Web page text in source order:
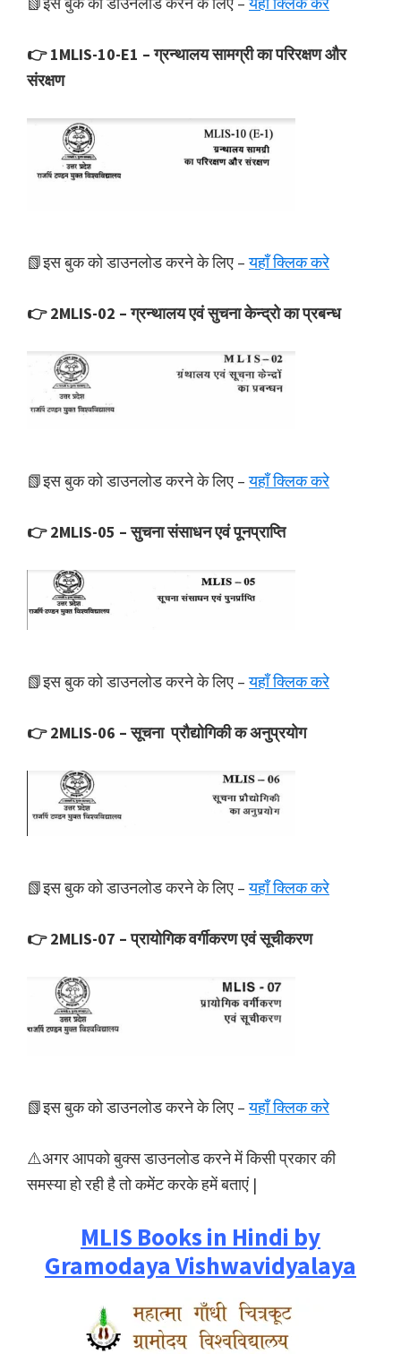
👉 1MLIS-10-E1 – ग्रन्थालय सामग्री का परिरक्षण और
संरक्षण
📗इस बुक को डाउनलोड करने के लिए –यहाँ क्लिक करे
👉 2MLIS-02 – ग्रन्थालय एवं सुचना केन्द्रो का प्रबन्ध
📗इस बुक को डाउनलोड करने के लिए –यहाँ क्लिक करे
👉 2MLIS-05 – सुचना संसाधन एवं पूनप्राप्ति
📗इस बुक को डाउनलोड करने के लिए –यहाँ क्लिक करे
👉 2MLIS-06 – सूचना प्रौद्योगिकी क अनुप्रयोग
📗इस बुक को डाउनलोड करने के लिए –यहाँ क्लिक करे
👉 2MLIS-07 – प्रायोगिक वर्गीकरण एवं सूचीकरण
📗इस बुक को डाउनलोड करने के लिए –यहाँ क्लिक करे
⚠️अगर आपको बुक्स डाउनलोड करने में किसी प्रकार की
समस्या हो रही है तो कमेंट करके हमें बताएं |
MLIS Books in Hindi by
Gramodaya Vishwavidyalaya